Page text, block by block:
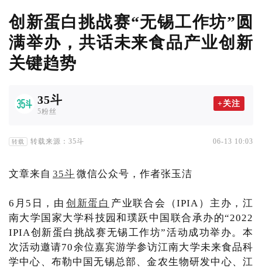
创新蛋白挑战赛“无锡工作坊”圆
满举办，共话未来食品产业创新
关键趋势
35斗
5粉丝
+关注
转载 转载来源：35斗 06-13 10:03
文章来自 35斗 微信公众号，作者张玉洁
6月5日，由 创新蛋白 产业联合会（IPIA）主办，江
南大学国家大学科技园和璞跃中国联合承办的“2022
IPIA创新蛋白挑战赛无锡工作坊”活动成功举办。本
次活动邀请70余位嘉宾游学参访江南大学未来食品科
学中心、布勒中国无锡总部、金农生物研发中心、江